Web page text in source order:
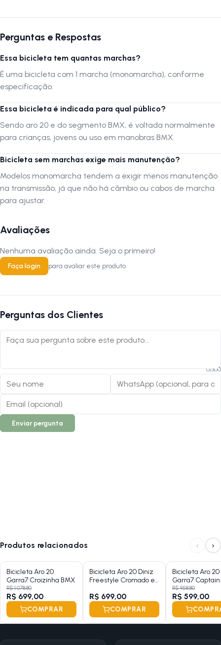
componentes e cores podem variar de acordo com a disponibilidade
em estoque, sem comprometer a qualidade ou a proposta do produto.
Você receberá a bicicleta com embalagem lacrada, a roda dianteira
fora do garfo/suspensão, o guidão, canote de selim e pedais
desafixados da Bike, para acomodação de todas as partes na
caixa/embalagem e transporte. Confira a Bicicleta no ato da entrega.
Se houver qualquer situação fora do normal, faça uma anotação no
documento de entrega da transportadora indicando o ocorrido, se
você aceita o recebimento ou não, e o motivo. A ressalva é essencial
para acionamentos de Seguro de Transporte.
Recomendamos fortemente que a montagem seja realizada por uma
oficina especializada em bicicletas. A montagem por profissionais
qualificados assegura que todos os componentes estejam ajustados
corretamente, proporcionando segurança máxima e desempenho
Autenticação de montagem correta
Se optar por montar a bicicleta por conta própria ou através de um
serviço não especializado, é crucial que a montagem seja verificada
Após a montagem, leve sua bicicleta em uma oficina especializada
para uma inspeção de segurança. Esta inspeção pode ser realizada a
um custo nominal e é essencial para a validação da sua garantia. A
LOJA NA PISTA fica isenta de eventuais custos de montagem ou
inspeção.
Assista nosso canal no Youtube:
Perguntas e Respostas
Essa bicicleta tem quantas marchas?
É uma bicicleta com 1 marcha (monomarcha), conforme
especificação.
Essa bicicleta é indicada para qual público?
Sendo aro 20 e do segmento BMX, é voltada normalmente
para crianças, jovens ou uso em manobras BMX.
Bicicleta sem marchas exige mais manutenção?
Modelos monomarcha tendem a exigir menos manutenção
na transmissão, já que não há câmbio ou cabos de marcha
para ajustar.
Avaliações
Nenhuma avaliação ainda. Seja o primeiro!
Faça login para avaliar este produto.
Perguntas dos Clientes
0/300
Enviar pergunta
Produtos relacionados ‹ ›
Bicicleta Aro 20
Garra7 Croizinha BMX
R$ 1.078,80
R$ 699,00
COMPRAR
Bicicleta Aro 20 Diniz
Freestyle Cromado e
R$ 699,00
COMPRAR
Bicicleta Aro 20
Garra7 Captain
Freestyle
R$ 958,80
R$ 599,00